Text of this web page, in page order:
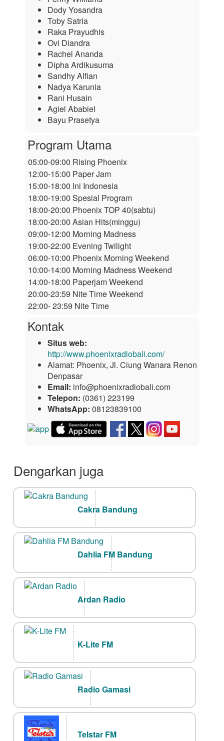
Dody Yosandra
Toby Satria
Raka Prayudhis
Ovi Diandra
Rachel Ananda
Dipha Ardikusuma
Sandhy Alfian
Nadya Karunia
Rani Husain
Agiel Ababiel
Bayu Prasetya
Program Utama
05:00-09:00 Rising Phoenix
12:00-15:00 Paper Jam
15:00-18:00 Ini Indonesia
18:00-19:00 Spesial Program
18:00-20:00 Phoenix TOP 40(sabtu)
18:00-20:00 Asian Hits(minggu)
09:00-12:00 Morning Madness
19:00-22:00 Evening Twilight
06:00-10:00 Phoenix Morning Weekend
10:00-14:00 Morning Madness Weekend
14:00-18:00 Paperjam Weekend
20:00-23:59 Nite Time Weekend
22:00- 23:59 Nite Time
Kontak
Situs web:
http://www.phoenixradiobali.com/
Alamat: Phoenix, Jl. Ciung Wanara Renon
Denpasar
Email: info@phoenixradiobali.com
Telepon: (0361) 223199
WhatsApp: 08123839100
Dengarkan juga
Cakra Bandung
Dahlia FM Bandung
Ardan Radio
K-Lite FM
Radio Gamasi
Telstar FM